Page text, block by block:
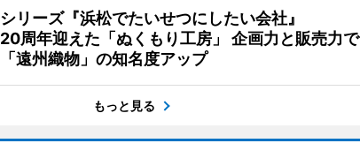
シリーズ『浜松でたいせつにしたい会社』
20周年迎えた「ぬくもり工房」 企画力と販売力で
「遠州織物」の知名度アップ
もっと見る